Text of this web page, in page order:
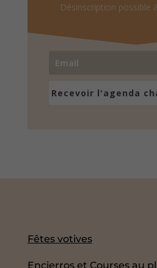
Désinscription possible
Recevoir l'agenda
Fêtes votives
Encierros et Courses au